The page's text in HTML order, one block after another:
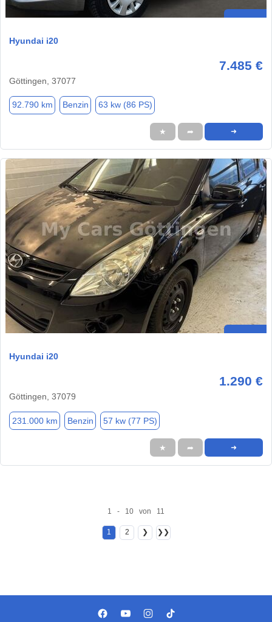
Hyundai i20
7.485 €
Göttingen, 37077
92.790 km Benzin 63 kw (86 PS)
★ ➦ ➜
Hyundai i20
1.290 €
Göttingen, 37079
231.000 km Benzin 57 kw (77 PS)
★ ➦ ➜
1 - 10 von 11
1 2 ❯ ❯❯